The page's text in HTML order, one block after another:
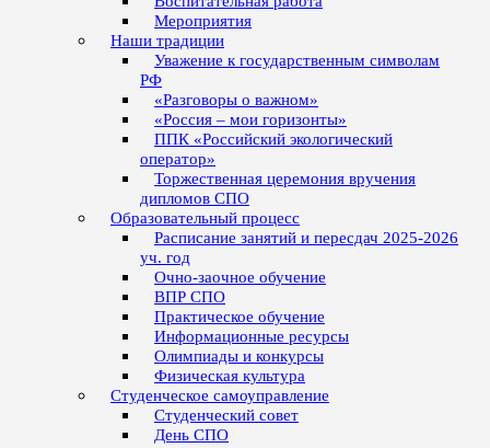
Мероприятия
Наши традиции
Уважение к государственным символам
РФ
«Разговоры о важном»
«Россия – мои горизонты»
ППК «Российский экологический
оператор»
Торжественная церемония вручения
дипломов СПО
Образовательный процесс
Расписание занятий и пересдач 2025-2026
уч. год
Очно-заочное обучение
ВПР СПО
Практическое обучение
Информационные ресурсы
Олимпиады и конкурсы
Физическая культура
Студенческое самоуправление
Студенческий совет
День СПО